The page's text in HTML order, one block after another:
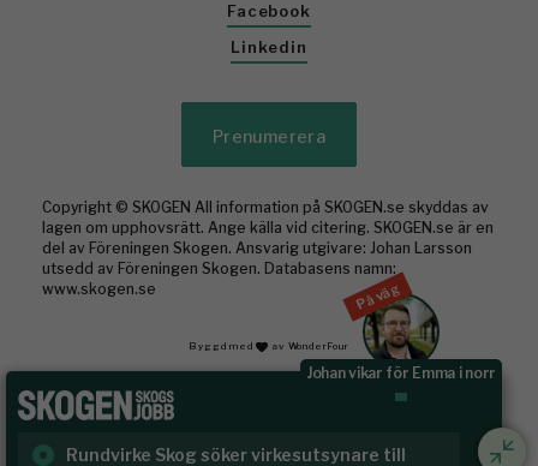
På väg
Johan vikar för Emma i norr
Rundvirke Skog söker virkesutsynare till
Facebook
Linkedin
Prenumerera
Copyright © SKOGEN All information på SKOGEN.se skyddas av
lagen om upphovsrätt. Ange källa vid citering. SKOGEN.se är en
del av Föreningen Skogen. Ansvarig utgivare: Johan Larsson
utsedd av Föreningen Skogen. Databasens namn:
www.skogen.se
Byggd med av WonderFour